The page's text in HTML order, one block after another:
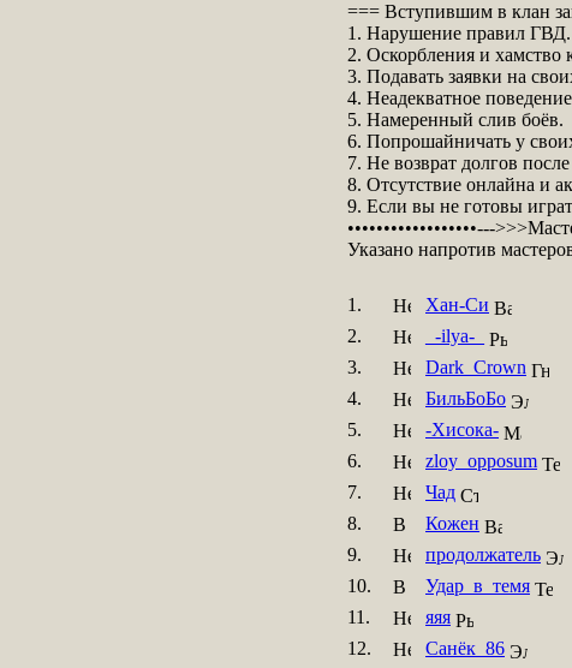
=== Вступившим в клан
1. Нарушение правил ГВД.
2. Оскорбления и хамство
3. Подавать заявки на
4. Неадекватное
5. Намеренный слив боёв.
6. Попрошайничать у
7. Не возврат долгов
8. Отсутствие онлайна и
9. Если вы не готовы
••••••••••••••••••---
Указано напротив
1. Хан-Си
2.
_-ilya-_
3.
Dark_Crown
4.
БильБоБо
5.
-Хисока-
6.
zloy_opposum
7.
Чад
8.
Кожен
9.
продолжатель
10.
Удар_в_темя
11.
яяя
12.
Санёк_86